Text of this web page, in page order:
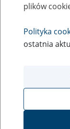
Data publikacji od
FILTRUJ
plików
Polityka
ostatnia